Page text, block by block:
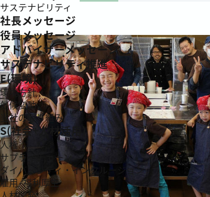
サステナビリティ
社長メッセージ
役員メッセージ
アドバイザーメッセージ
サステナビリティ推進
E(環境)
環境方針
気候変動
当社の取り組み
S(社会+人材活用)
人権
サプライチェーン
ダイバーシティ・インクルージョン
雇用·福利厚生